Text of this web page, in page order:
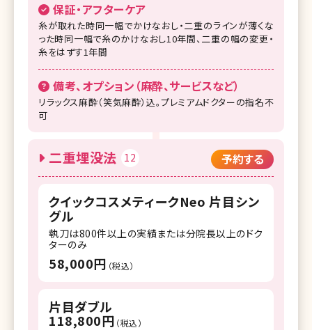
保証・アフターケア
糸が取れた時同一幅でかけなおし・二重のラインが薄くな
った時同一幅で糸のかけなおし10年間、二重の幅の変更・
糸をはずす1年間
備考、オプション（麻酔、サービスなど）
リラックス麻酔（笑気麻酔）込。プレミアムドクターの指名不
可
二重埋没法 12 予約する
クイックコスメティークNeo 片目シン
グル
執刀は800件以上の実績または分院長以上のドク
ターのみ
58,000円 （税込）
片目ダブル
118,800円 （税込）